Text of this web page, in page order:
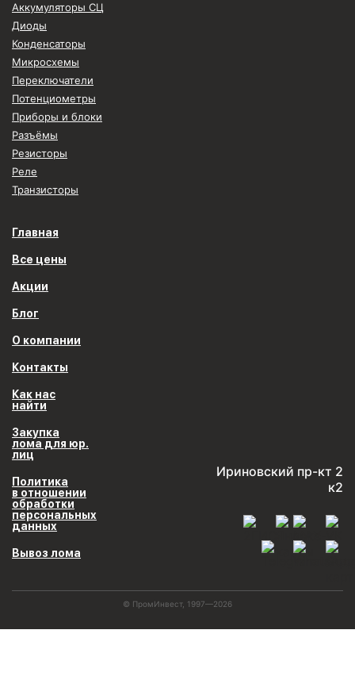
Аккумуляторы СЦ
Диоды
Конденсаторы
Микросхемы
Переключатели
Потенциометры
Приборы и блоки
Разъёмы
Резисторы
Реле
Транзисторы
Главная
Все цены
Акции
Блог
О компании
Контакты
Как нас
найти
Закупка
лома для юр.
лиц
Политика
в отношении
обработки
персональных
данных
Вывоз лома
Ириновский пр-кт 2
к2
© ПромИнвест, 1997—2026